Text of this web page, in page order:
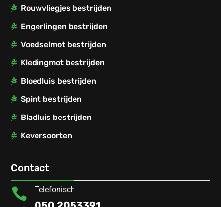
Rouwvliegjes bestrijden
Engerlingen bestrijden
Voedselmot bestrijden
Kledingmot bestrijden
Bloedluis bestrijden
Spint bestrijden
Bladluis bestrijden
Keversoorten
Contact
 Telefonisch